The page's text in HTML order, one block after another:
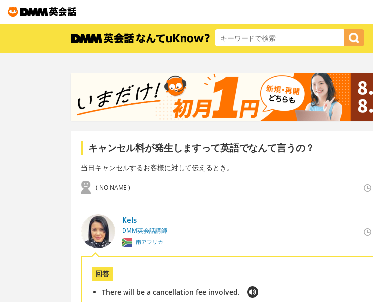
キャンセル料が発生しますって英語でなんて言うの？
当日キャンセルするお客様に対して伝えるとき。
( NO NAME )
Kels
DMM英会話講師
南アフリカ
回答
There will be a cancellation fee involved.